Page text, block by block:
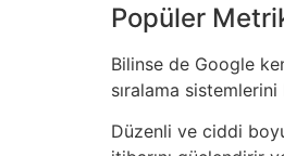
Popüler
Bilinse de Google
sıralama
Düzenli ve ciddi